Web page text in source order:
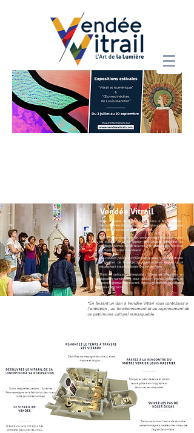
Vendée Vitrail
Situé au cœur de l'église Saint-Hilaire à Mortagne-sur-
Sèvre, Vendée Vitrail propose à ses visiteurs unedécouverte
ludique et interactive de l'Art du Vitrail.
Les différents espaces du lieu permettent à chacun de suivre
les étapes de la conception des vitraux, déchiffrer les
messages portés par ces œuvres d'art et découvrir le travail
de maîtres verriers vendéens.
Les visiteurs peuvent contempler la pièce maîtresse du site
et profiter de la projection spectaculaire sur un vitrail
initialement installé à Notre-Dame-de-Paris.
Théâtre optique, présentation d’œuvres originales et
dispositifs numériques pour petits et grands jalonnent ce
parcours unique et innovant, aménagé dans un espace des
plus surprenants.
Entrée gratuite,
(participation
*En faisant un don à Vendée Vitrail vous contribuez à
l'entretien , au fonctionnement et au rayonnement de
ce patrimoine culturel remarquable.